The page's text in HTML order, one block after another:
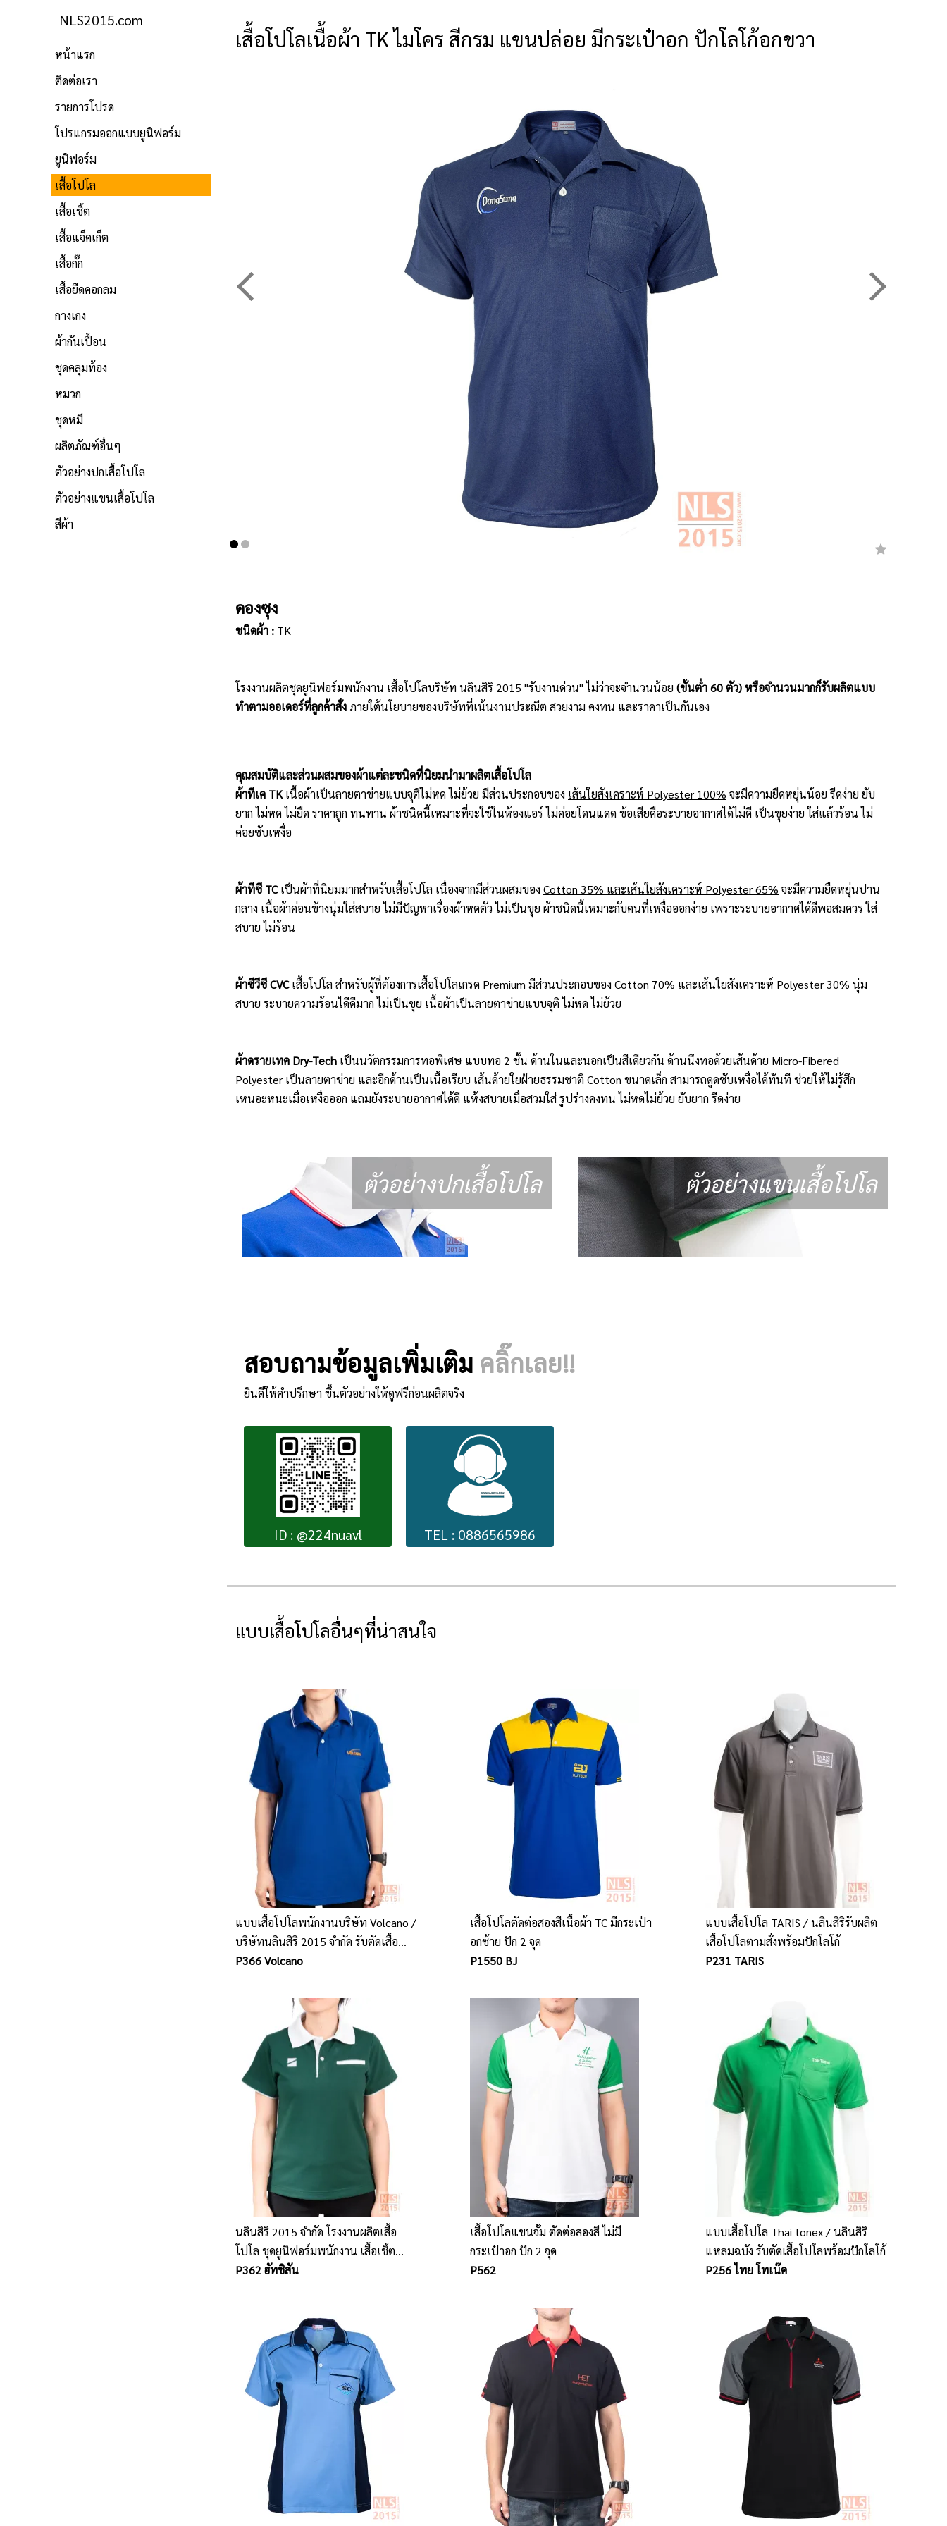
NLS2015.com
หน้าแรก
ติดต่อเรา
รายการโปรด
โปรแกรมออกแบบยูนิฟอร์ม
ยูนิฟอร์ม
เสื้อโปโล
เสื้อเชิ้ต
เสื้อแจ็คเก็ต
เสื้อกั๊ก
เสื้อยืดคอกลม
กางเกง
ผ้ากันเปื้อน
ชุดคลุมท้อง
หมวก
ชุดหมี
ผลิตภัณฑ์อื่นๆ
ตัวอย่างปกเสื้อโปโล
ตัวอย่างแขนเสื้อโปโล
สีผ้า
เสื้อโปโลเนื้อผ้า TK ไมโคร สีกรม แขนปล่อย มีกระเป๋าอก ปักโลโก้อกขวา
ดองซุง
ชนิดผ้า : TK
โรงงานผลิตชุดยูนิฟอร์มพนักงาน เสื้อโปโลบริษัท นลินสิริ 2015 "รับงานด่วน" ไม่ว่าจะจำนวนน้อย (ขั้นต่ำ 60 ตัว) หรือจำนวนมากก็รับผลิตแบบ
ทำตามออเดอร์ที่ลูกค้าสั่งภายใต้นโยบายของบริษัทที่เน้นงานประณีต สวยงาม คงทน และราคาเป็นกันเอง
คุณสมบัติและส่วนผสมของผ้าแต่ละชนิดที่นิยมนำมาผลิตเสื้อโปโล
ผ้าทีเค TKเนื้อผ้าเป็นลายตาข่ายแบบจุติไม่หด ไม่ย้วย มีส่วนประกอบของ เส้นใยสังเคราะห์ Polyester 100% จะมีความยืดหยุ่นน้อย รีดง่าย ยับ
ยาก ไม่หด ไม่ยืด ราคาถูก ทนทาน ผ้าชนิดนี้เหมาะที่จะใช้ในห้องแอร์ ไม่ค่อยโดนแดด ข้อเสียคือระบายอากาศได้ไม่ดี เป็นขุยง่าย ใส่แล้วร้อน ไม่
ค่อยซับเหงื่อ
ผ้าทีซี TCเป็นผ้าที่นิยมมากสำหรับเสื้อโปโล เนื่องจากมีส่วนผสมของ Cotton 35% และเส้นใยสังเคราะห์ Polyester 65% จะมีความยืดหยุ่นปาน
กลาง เนื้อผ้าค่อนข้างนุ่มใส่สบาย ไม่มีปัญหาเรื่องผ้าหดตัว ไม่เป็นขุย ผ้าชนิดนี้เหมาะกับคนที่เหงื่อออกง่าย เพราะระบายอากาศได้ดีพอสมควร ใส่
สบาย ไม่ร้อน
ผ้าซีวีซี CVCเสื้อโปโล สำหรับผู้ที่ต้องการเสื้อโปโลเกรด Premium มีส่วนประกอบของ Cotton 70% และเส้นใยสังเคราะห์ Polyester 30% นุ่ม
สบาย ระบายความร้อนไดีดีมาก ไม่เป็นขุย เนื้อผ้าเป็นลายตาข่ายแบบจุติ ไม่หด ไม่ย้วย
ผ้าดรายเทค Dry-Tech เป็นนวัตกรรมการทอพิเศษ แบบทอ 2 ชั้น ด้านในและนอกเป็นสีเดียวกัน ด้านนึงทอด้วยเส้นด้าย Micro-Fibered
Polyester เป็นลายตาข่าย และอีกด้านเป็นเนื้อเรียบ เส้นด้ายใยฝ้ายธรรมชาติ Cotton ขนาดเล็ก สามารถดูดซับเหงื่อได้ทันที ช่วยให้ไม่รู้สึก
เหนอะหนะเมื่อเหงื่อออก แถมยังระบายอากาศได้ดี แห้งสบายเมื่อสวมใส่ รูปร่างคงทน ไม่หดไม่ย้วย ยับยาก รีดง่าย
ตัวอย่างปกเสื้อโปโล ตัวอย่างแขนเสื้อโปโล
สอบถามข้อมูลเพิ่มเติม คลิ๊กเลย!!
ยินดีให้คำปรึกษา ขึ้นตัวอย่างให้ดูฟรีก่อนผลิตจริง
ID : @224nuavl TEL : 0886565986
แบบเสื้อโปโลอื่นๆที่น่าสนใจ
แบบเสื้อโปโลพนักงานบริษัท Volcano /
บริษัทนลินสิริ 2015 จำกัด รับตัดเสื้อ
โปโลพนักงาน รับผลิตเสื้อโปโลพนักงาน
P366 Volcano
เสื้อโปโลตัดต่อสองสีเนื้อผ้า TC มีกระเป๋า
อกซ้าย ปัก 2 จุด
P1550 BJ
แบบเสื้อโปโล TARIS / นลินสิริรับผลิต
เสื้อโปโลตามสั่งพร้อมปักโลโก้
P231 TARIS
นลินสิริ 2015 จำกัด โรงงานผลิตเสื้อ
โปโล ชุดยูนิฟอร์มพนักงาน เสื้อเชิ้ต
พนักงานออฟฟิต หมวกผ้ากันเปื้อน
P362 ฮัทชิสัน
เสื้อโปโลแขนจั้ม ตัดต่อสองสี ไม่มี
กระเป๋าอก ปัก 2 จุด
P562
แบบเสื้อโปโล Thai tonex / นลินสิริ
แหลมฉบัง รับตัดเสื้อโปโลพร้อมปักโลโก้
P256 ไทย โทเน๊ค